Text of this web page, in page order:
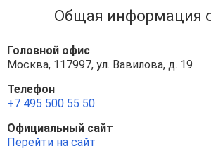
Общая информация
Головной офис
Москва, 117997, ул. Вавилова, д. 19
Телефон
+7 495 500 55 50
Официальный сайт
Перейти на сайт